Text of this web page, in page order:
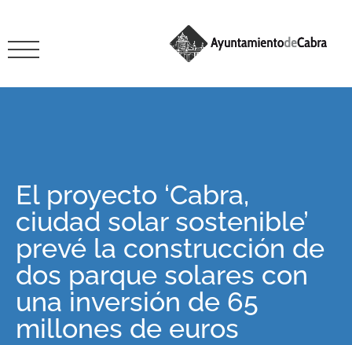
El proyecto ‘Cabra,
ciudad solar sostenible’
prevé la construcción de
dos parque solares con
una inversión de 65
millones de euros